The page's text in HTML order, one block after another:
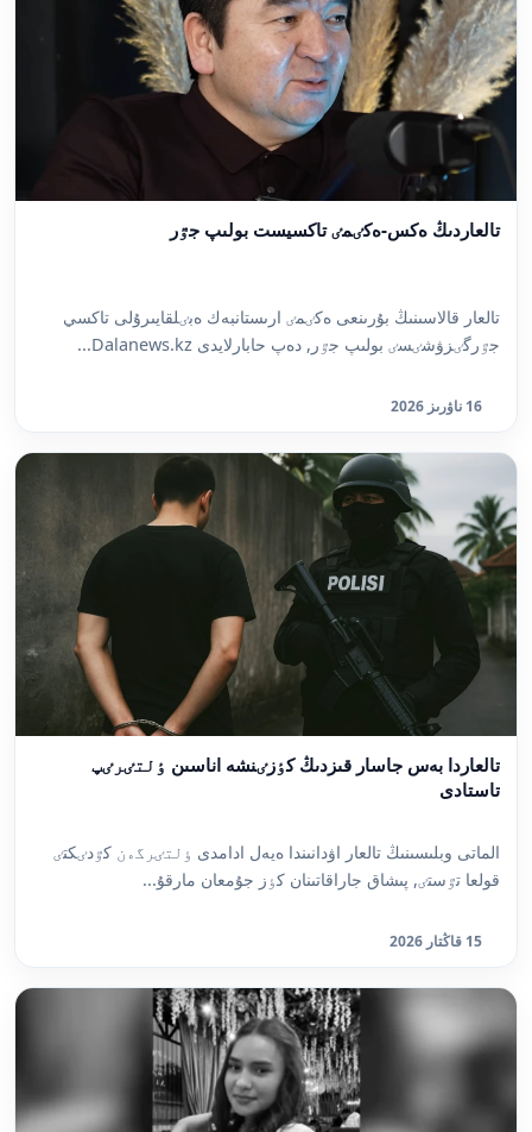
تالعاردىڭ ەكس-ەكٸمٸ تاكسيست بولىپ جٷر
تالعار قالاسىنىڭ بۇرىنعى ەكٸمٸ ارىستانبەك ەبٸلقايىرۇلى تاكسي
جٷرگٸزۋشٸسٸ بولىپ جٷر, دەپ حابارلايدى Dalanews.kz...
16 ناۋرىز 2026
تالعاردا بەس جاسار قىزدىڭ كٶزٸنشە اناسىن ٶلتٸرٸپ
تاستادى
الماتى وبلىسىنىڭ تالعار اۋدانىندا ەيەل ادامدى ٶلتٸرگەن كٷدٸكتٸ
قولعا تٷستٸ, پىشاق جاراقاتىنان كٶز جۇمعان مارقۇ...
15 قاڭتار 2026